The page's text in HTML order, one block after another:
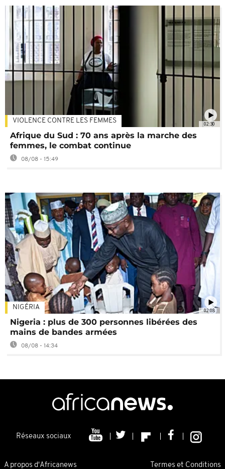
02:30
VIOLENCE CONTRE LES FEMMES
Afrique du Sud : 70 ans après la marche des
femmes, le combat continue
08/08 - 15:49
02:08
NIGÉRIA
Nigeria : plus de 300 personnes libérées des
mains de bandes armées
08/08 - 14:34
Réseaux sociaux
A propos d'Africanews Termes et Conditions